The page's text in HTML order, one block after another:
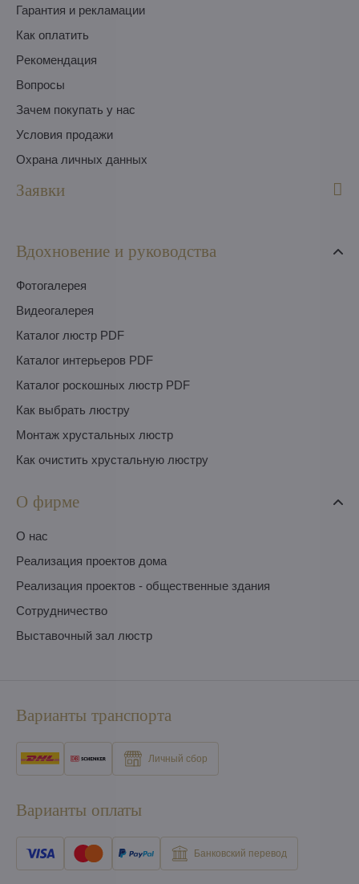
Гарантия и рекламации
Как оплатить
Pекомендация
Вопросы
Зачем покупать у нас
Условия продажи
Охрана личных данных
Заявки
Вдохновение и руководства
Фотогалерея
Видеогалерея
Каталог люстр PDF
Каталог интерьеров PDF
Каталог роскошных люстр PDF
Как выбрать люстру
Монтаж хрустальных люстр
Как очистить хрустальную люстру
О фирме
O нас
Pеализация проектов дома
Pеализация проектов - общественные здания
Сотрудничество
Выставочный зал люстр
Варианты транспорта
Личный сбор
Варианты оплаты
Банковский перевод